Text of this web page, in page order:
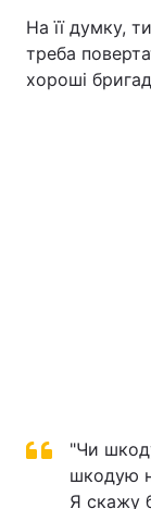
На її думку,
треба
хороші
"Чи
шкодую
Я скажу